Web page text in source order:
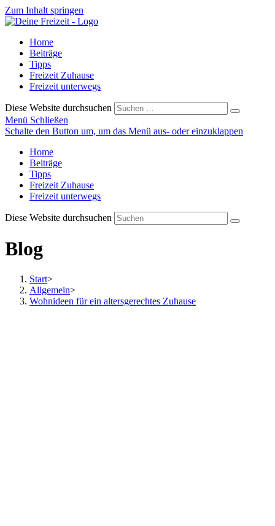
Zum Inhalt springen
Home
Beiträge
Tipps
Freizeit Zuhause
Freizeit unterwegs
Diese Website durchsuchen
Menü Schließen
Schalte den Button um, um das Menü aus- oder einzuklappen
Home
Beiträge
Tipps
Freizeit Zuhause
Freizeit unterwegs
Diese Website durchsuchen
Blog
Start>
Allgemein>
Wohnideen für ein altersgerechtes Zuhause